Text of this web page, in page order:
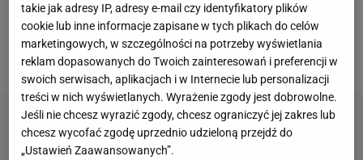
meczu prowadzi w półfinale 2:0 z Lazio. Do
rozegrania został jeszcze rewanż oraz potencjalny
finał.
takie jak adresy IP, adresy e-mail czy identyfikatory plików
cookie lub inne informacje zapisane w tych plikach do celów
marketingowych, w szczególności na potrzeby wyświetlania
reklam dopasowanych do Twoich zainteresowań i preferencji w
swoich serwisach, aplikacjach i w Internecie lub personalizacji
treści w nich wyświetlanych. Wyrażenie zgody jest dobrowolne.
Jeśli nie chcesz wyrazić zgody, chcesz ograniczyć jej zakres lub
chcesz wycofać zgodę uprzednio udzieloną przejdź do
„Ustawień Zaawansowanych”.